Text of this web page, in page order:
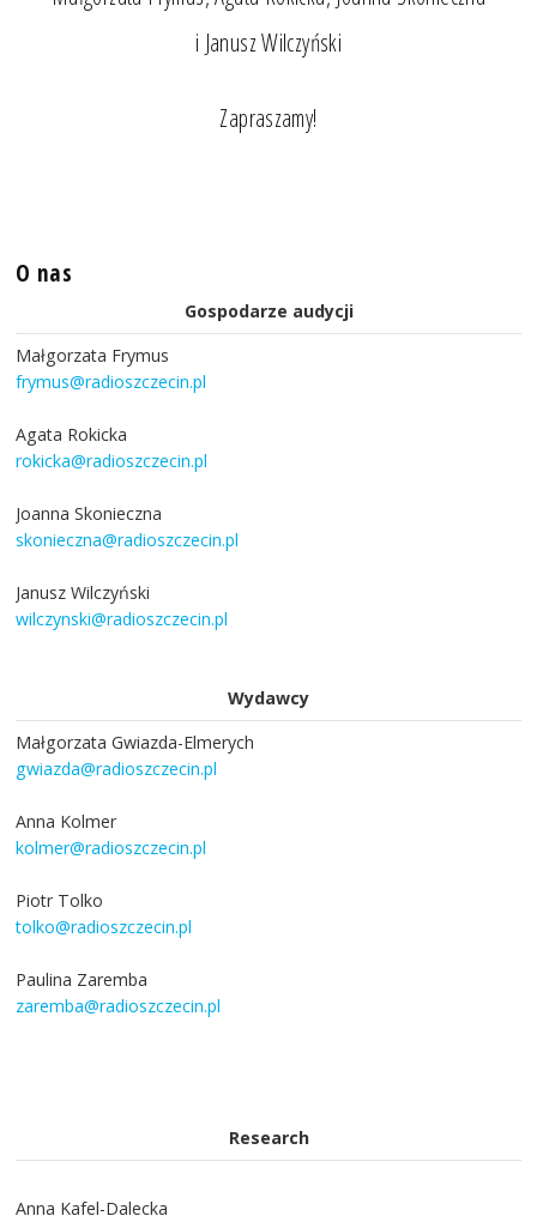
i Janusz Wilczyński
Zapraszamy!
O nas
Gospodarze audycji
Małgorzata Frymus
frymus@radioszczecin.pl
Agata Rokicka
rokicka@radioszczecin.pl
Joanna Skonieczna
skonieczna@radioszczecin.pl
Janusz Wilczyński
wilczynski@radioszczecin.pl
Wydawcy
Małgorzata Gwiazda-Elmerych
gwiazda@radioszczecin.pl
Anna Kolmer
kolmer@radioszczecin.pl
Piotr Tolko
tolko@radioszczecin.pl
Paulina Zaremba
zaremba@radioszczecin.pl
Research
Anna Kafel-Dalecka